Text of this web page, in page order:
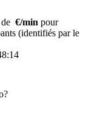
€/min pour
(identifiés par le